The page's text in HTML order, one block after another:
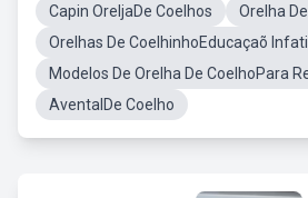
Capin OreljaDe Coelhos
Orelha
Orelhas De CoelhinhoEducaçaõ Infatil
Modelos De Orelha De CoelhoPara
AventalDe Coelho